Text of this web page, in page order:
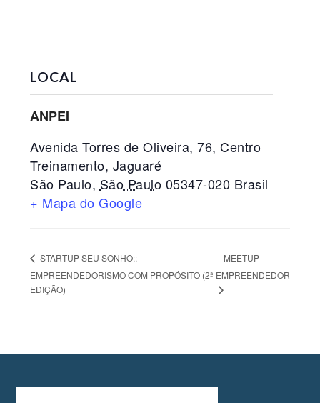
LOCAL
ANPEI
Avenida Torres de Oliveira, 76, Centro
Treinamento, Jaguaré
São Paulo, São Paulo 05347-020 Brasil
+ Mapa do Google
STARTUP SEU SONHO::
EMPREENDEDORISMO COM PROPÓSITO (2ª
EDIÇÃO)
MEETUP
EMPREENDEDOR